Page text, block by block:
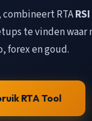
RTARSI
te vinden waar
forex en goud.
RTA Tool